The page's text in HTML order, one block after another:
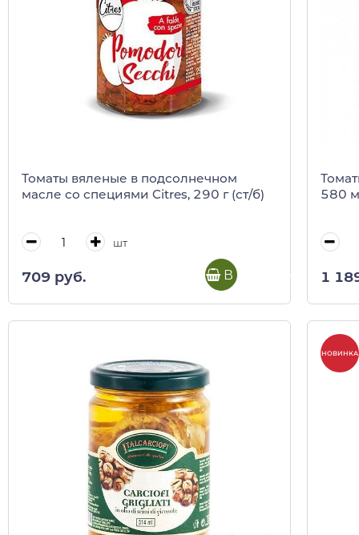
Томаты вяленые в подсолнечном
масле со специями Citres, 290 г (ст/б)
шт
709 руб. В корзину
580
1
НОВИНКА